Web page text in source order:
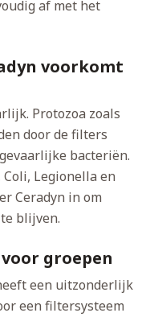
af met het
voorkomt
Protozoa zoals
door de filters
bacteriën.
Legionella en
Ceradyn in om
blijven.
groepen
een uitzonderlijk
een filtersysteem